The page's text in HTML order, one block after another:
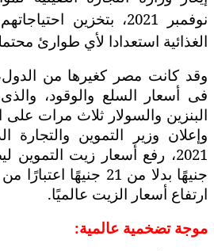
نوفمبر 2021، بتخزين
الغذائية استعدادا لأي طوارئ
وقد كانت مصر كغيرها من
فى أسعار السلع والوقود،
ارتفاع أسعار الزيت عالميًا.
موجة تضخمية عالمية: